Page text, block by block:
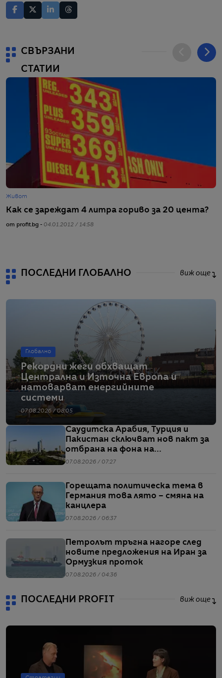
СВЪРЗАНИ
СТАТИИ
Живот
Как се зареждат 4 литра гориво за 20 цента?
от profit.bg - 04.01.2012 / 14:58
ПОСЛЕДНИ ГЛОБАЛНО виж още
Глобално
Рекордни жеги обхващат
Централна и Източна Европа и
натоварват енергийните
системи
07.08.2026 / 08:05
Саудитска Арабия, Турция и
Пакистан сключват нов пакт за
отбрана на фона на
напрежението между САЩ и Иран
07.08.2026 / 07:27
Горещата политическа тема в
Германия това лято – смяна на
канцлера
07.08.2026 / 06:37
Петролът тръгна нагоре след
новите предложения на Иран за
Ормузкия проток
07.08.2026 / 04:36
ПОСЛЕДНИ PROFIT виж още